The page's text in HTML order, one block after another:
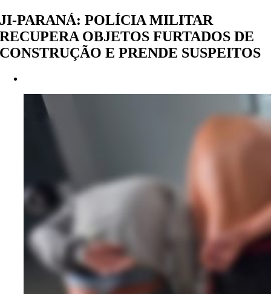
JI-PARANÁ: POLÍCIA MILITAR
RECUPERA OBJETOS FURTADOS DE
CONSTRUÇÃO E PRENDE SUSPEITOS